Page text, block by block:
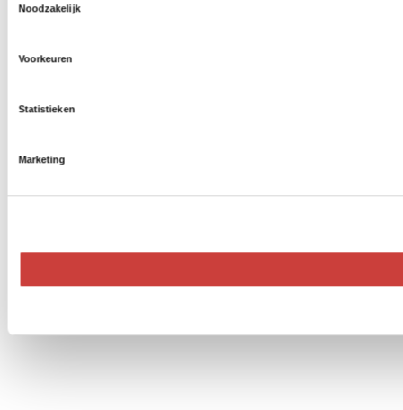
Noodzakelijk
Voorkeuren
Statistieken
Marketing